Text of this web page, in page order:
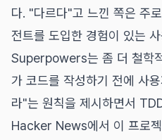
다. "다르다"고 느낀 쪽은 주
전트를 도입한 경험이 있는
Superpowers는 좀 더 철학
가 코드를 작성하기 전에 사
라"는 원칙을 제시하면서
Hacker News에서 이 프로젝